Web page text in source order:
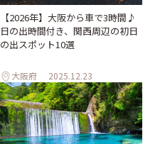
【2026年】大阪から車で3時間♪
日の出時間付き、関西周辺の初日
の出スポット10選
大阪府 2025.12.23